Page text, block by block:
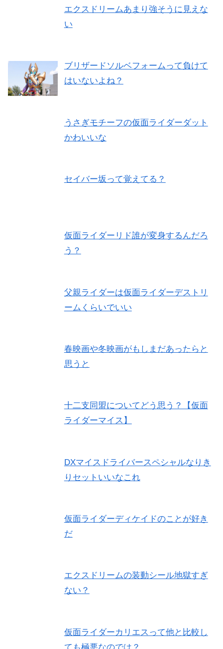
エクスドリームあまり強そうに見えな
い
ブリザードソルベフォームって負けて
はいないよね？
うさぎモチーフの仮面ライダーダット
かわいいな
セイバー坂って覚えてる？
仮面ライダーリド誰が変身するんだろ
う？
父親ライダーは仮面ライダーデストリ
ームくらいでいい
春映画や冬映画がもしまだあったらと
思うと
十二支同盟についてどう思う？【仮面
ライダーマイス】
DXマイスドライバースペシャルなりき
りセットいいなこれ
仮面ライダーディケイドのことが好き
だ
エクスドリームの装動シール地獄すぎ
ない？
仮面ライダーカリエスって他と比較し